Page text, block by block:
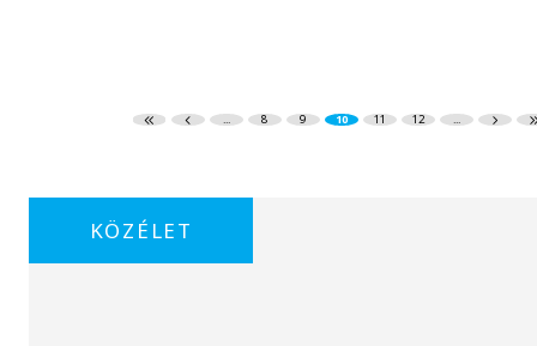
... 8 9 10 11 12 ...
KÖZÉLET